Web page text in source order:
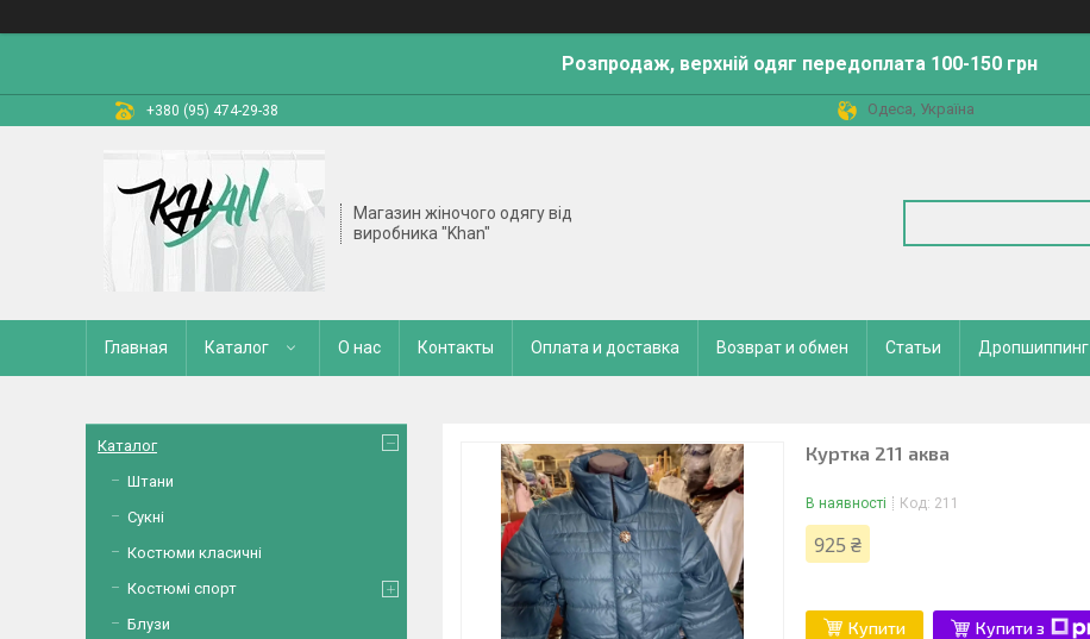
Розпродаж, верхній одяг передоплата 100-150 грн
+380 (95) 474-29-38 Одеса, Україна
Магазин жіночого одягу від
виробника "Khan"
Главная Каталог О нас Контакты Оплата и доставка Возврат и обмен Статьи Дропшиппинг
Куртка 211 аква
В наявності Код: 211
925 ₴
Купити Купити з
Каталог
Штани
Сукні
Костюми класичні
Костюмі спорт
Блузи